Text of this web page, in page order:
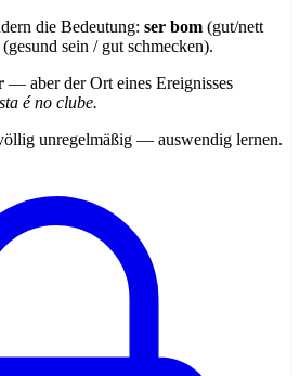
die Bedeutung: ser bom (gut/nett
(gesund sein / gut schmecken).
— aber der Ort eines Ereignisses
é no clube.
unregelmäßig — auswendig lernen.